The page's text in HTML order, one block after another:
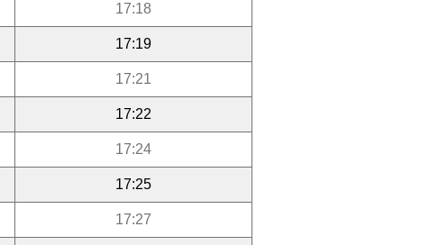
17:18
17:19
17:21
17:22
17:24
17:25
17:27